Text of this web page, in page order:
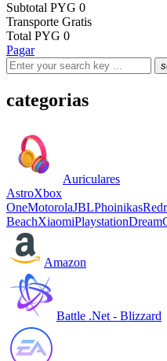
Subtotal PYG 0
Transporte Gratis
Total PYG 0
Pagar
categorias
Auriculares
AstroXbox
OneMotorolaJBLPhoinikas
BeachXiaomiPlaystation
Amazon
Battle .Net - Blizzard